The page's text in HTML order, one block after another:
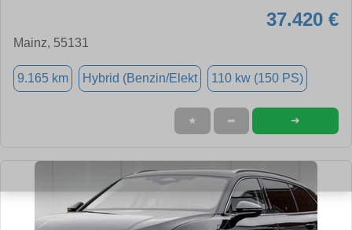
37.420 €
Mainz, 55131
9.165 km Hybrid (Benzin/Elekt 110 kw (150 PS)
★ ➦ ➜